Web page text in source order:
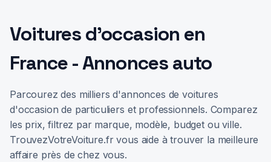
Voitures d'occasion en
France - Annonces auto
Parcourez des milliers d'annonces de voitures
d'occasion de particuliers et professionnels. Comparez
les prix, filtrez par marque, modèle, budget ou ville.
TrouvezVotreVoiture.fr vous aide à trouver la meilleure
affaire près de chez vous.